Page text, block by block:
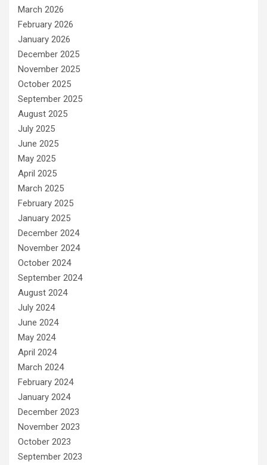
March 2026
February 2026
January 2026
December 2025
November 2025
October 2025
September 2025
August 2025
July 2025
June 2025
May 2025
April 2025
March 2025
February 2025
January 2025
December 2024
November 2024
October 2024
September 2024
August 2024
July 2024
June 2024
May 2024
April 2024
March 2024
February 2024
January 2024
December 2023
November 2023
October 2023
September 2023